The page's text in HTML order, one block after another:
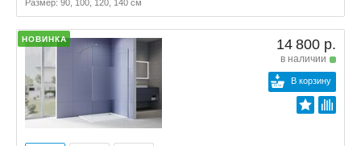
Размер: 90, 100, 120, 140 см
НОВИНКА 14 800 р.
в наличии
В корзину